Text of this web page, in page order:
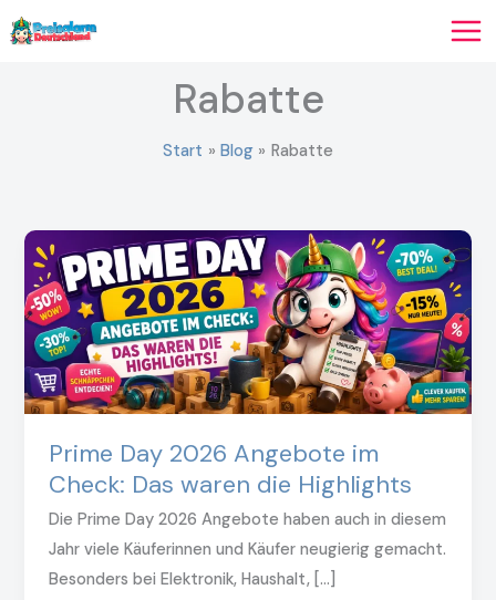
Zum
Inhalt
Rabatte
Start Blog Rabatte
Prime Day 2026 Angebote im
Check: Das waren die Highlights
Die Prime Day 2026 Angebote haben auch in diesem
Jahr viele Käuferinnen und Käufer neugierig gemacht.
Besonders bei Elektronik, Haushalt, […]